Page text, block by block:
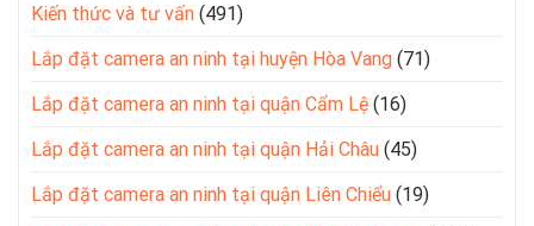
Kiến thức và tư vấn (491)
Lắp đặt camera an ninh tại huyện Hòa Vang (71)
Lắp đặt camera an ninh tại quận Cẩm Lệ (16)
Lắp đặt camera an ninh tại quận Hải Châu (45)
Lắp đặt camera an ninh tại quận Liên Chiểu (19)